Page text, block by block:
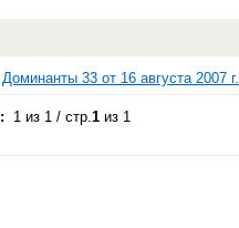
Доминанты 33 от 16 августа 2007 г.
1 из 1 / стр. 1из 1